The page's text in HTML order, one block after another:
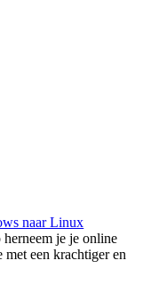
naar Linux
herneem je je online
een krachtiger en